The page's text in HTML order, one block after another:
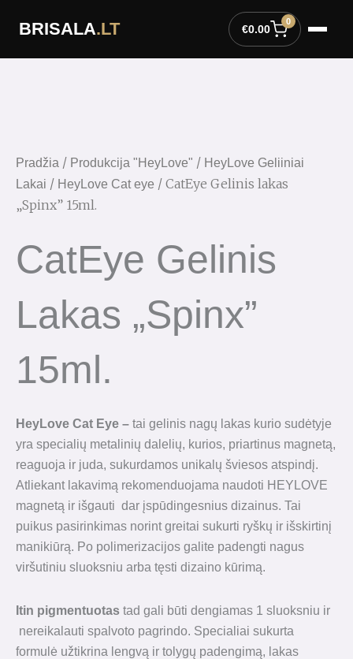
BRISALA.LT €0.00
0
Pradžia / Produkcija "HeyLove" / HeyLove Geliiniai
Lakai / HeyLove Cat eye / CatEye Gelinis lakas
„Spinx” 15ml.
CatEye Gelinis
Lakas „Spinx”
15ml.
HeyLove Cat Eye – tai gelinis nagų lakas kurio sudėtyje
yra specialių metalinių dalelių, kurios, priartinus magnetą,
reaguoja ir juda, sukurdamos unikalų šviesos atspindį.
Atliekant lakavimą rekomenduojama naudoti HEYLOVE
magnetą ir išgauti dar įspūdingesnius dizainus. Tai
puikus pasirinkimas norint greitai sukurti ryškų ir išskirtinį
manikiūrą. Po polimerizacijos galite padengti nagus
viršutiniu sluoksniu arba tęsti dizaino kūrimą.
Itin pigmentuotas tad gali būti dengiamas 1 sluoksniu ir
nereikalauti spalvoto pagrindo. Specialiai sukurta
formulė užtikrina lengvą ir tolygų padengimą, lakas
"Spinx"
15ml.